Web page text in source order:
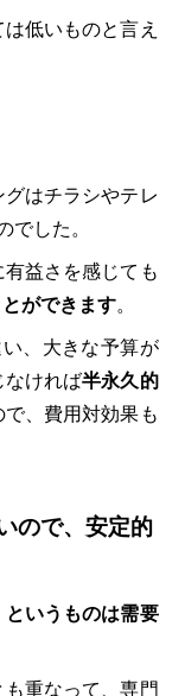
低いものと言え
はチラシやテレ
した。
益さを感じても
ができます。
、大きな予算が
なければ半永久的
、費用対効果も
ので、安定的
というものは需要
重なって、専門